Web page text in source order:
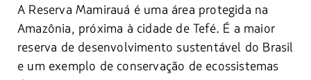
A Reserva Mamirauá é uma área protegida na
Amazônia, próxima à cidade de Tefé. É a maior
reserva de desenvolvimento sustentável do Brasil
e um exemplo de conservação de ecossistemas